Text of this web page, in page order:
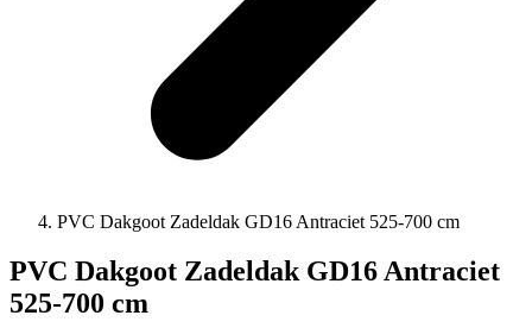
PVC Dakgoot Zadeldak GD16 Antraciet 525-700 cm
PVC Dakgoot Zadeldak GD16 Antraciet
525-700 cm